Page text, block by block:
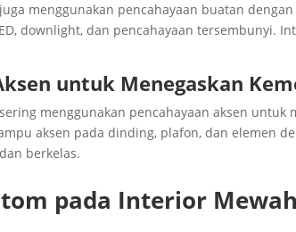
menggunakan pencahayaan buatan
downlight, dan pencahayaan tersembunyi.
untuk Menegaskan
menggunakan pencahayaan aksen
aksen pada dinding, plafon, dan elemen
berkelas.
pada Interior